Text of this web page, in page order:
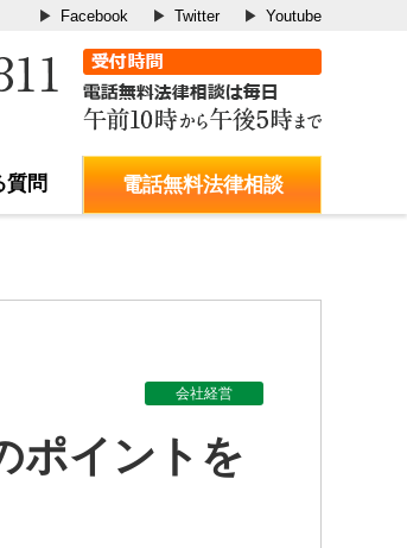
Facebook Twitter Youtube
質問 電話無料法律相談
会社経営
ポイントを